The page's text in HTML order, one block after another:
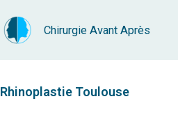
au
Chirurgie Avant Après
Rhinoplastie Toulouse